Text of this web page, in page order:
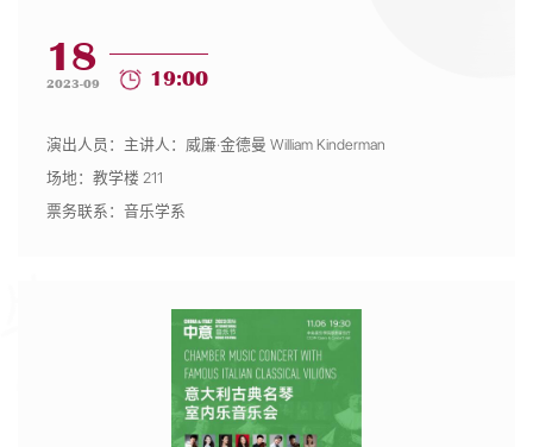
18
2023-09 19:00
演出人员：主讲人：威廉·金德曼 William Kinderman
场地：教学楼 211
票务联系：音乐学系